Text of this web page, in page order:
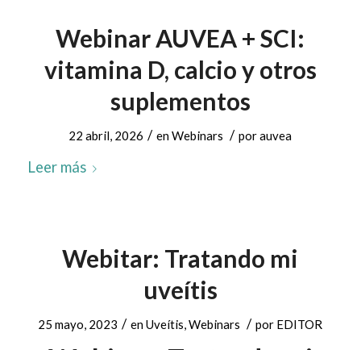
Webinar AUVEA + SCI:
vitamina D, calcio y otros
suplementos
22 abril, 2026 / enWebinars / porauvea
Leer más
Webitar: Tratando mi
uveítis
25 mayo, 2023 / enUveítis,Webinars / por EDITOR